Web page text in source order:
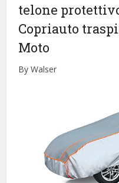
telone
Copriauto
Moto
By Walser